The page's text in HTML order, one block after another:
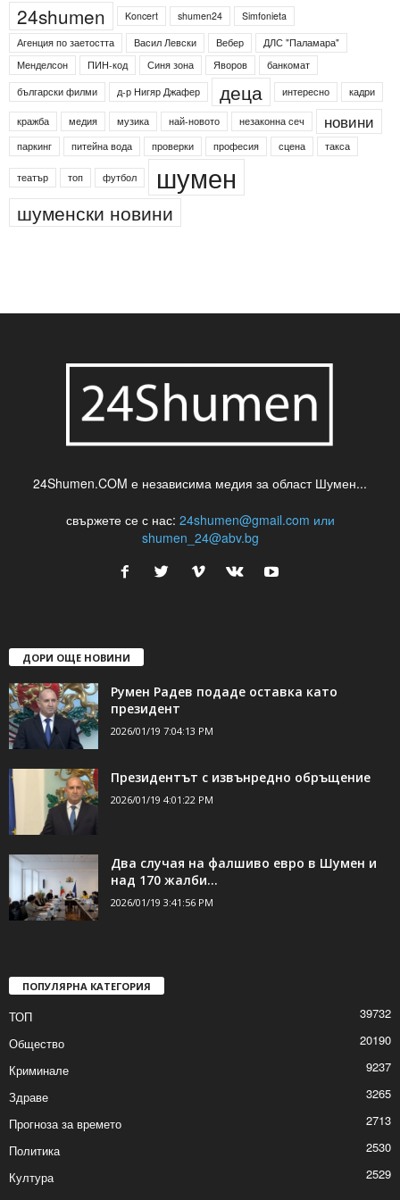
24shumen Koncert shumen24
Simfonieta
Агенция по заетостта
Васил Левски Вебер
ДЛС "Паламара"
Менделсон
ПИН-код Синя зона Яворов
банкомат
български филми
д-р Нигяр Джафер деца интересно кадри
кражба медия музика най-новото незаконна сеч новини
паркинг питейна вода проверки професия сцена такса
театър топ футбол шумен
шуменски новини
24Shumen.COM е независима медия за област Шумен...
свържете се с нас: 24shumen@gmail.com или
shumen_24@abv.bg
ДОРИ ОЩЕ НОВИНИ
Румен Радев подаде оставка като
президент
2026/01/19 7:04:13 PM
Президентът с извънредно обръщение
2026/01/19 4:01:22 PM
Два случая на фалшиво евро в Шумен и
над 170 жалби...
2026/01/19 3:41:56 PM
ПОПУЛЯРНА КАТЕГОРИЯ
ТОП
39732
Общество
20190
Криминале
9237
Здраве
3265
Прогноза за времето
2713
Политика
2530
Култура
2529